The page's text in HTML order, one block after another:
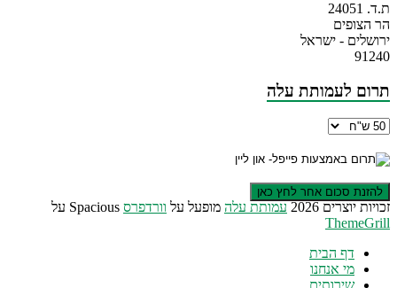
ת.ד. 24051
הר הצופים
ירושלים - ישראל
91240
תרום לעמותת עלה
זכויות יוצרים 2026 עמותת עלה מופעל על וורדפרס
ThemeGrill
דף הבית
מי אנחנו
שירותים